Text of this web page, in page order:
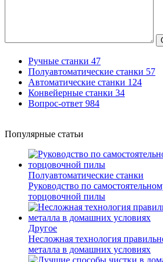
Ручные станки 47
Полуавтоматические станки 57
Автоматические станки 124
Конвейерные станки 34
Вопрос-ответ 984
Популярные статьи
Полуавтоматические станки
Руководство по
торцовочной пилы
Другое
Несложная технология
металла в домашних условиях